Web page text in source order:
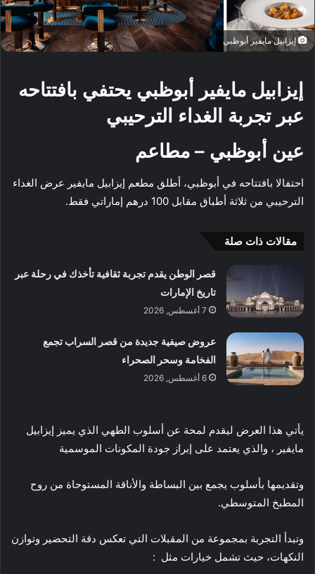
إيزابيل مايفير أبوظبي
إيزابيل مايفير أبوظبي يحتفي بافتتاحه
عبر تجربة الغداء الترحيبي
عين أبوظبي – مطاعم
احتفالا بافتتاحه في أبوظبي، أطلق مطعم إيزابيل مايفير عرض الغداء
الترحيبي من ثلاثة أطباق مقابل 100 درهم إماراتي فقط.
مقالات ذات صلة
قصر الوطن يقدم تجربة ثقافية تأخذك في رحلة عبر
تاريخ الإمارات
7 أغسطس, 2026
عروض صيفية جديدة من قصر السراب تجمع
الفخامة وسحر الصحراء
6 أغسطس, 2026
يأتي هذا العرض ليقدم لمحة عن أسلوب الطهي الذي يميز إيزابيل
مايفير ، والذي يعتمد على إبراز جودة المكونات الموسمية
وتقديمها بأسلوب يجمع بين البساطة والأناقة المستوحاة من روح
المطبخ المتوسطي.
وتبدأ التجربة بمجموعة من المقبلات التي تعكس دقة التحضير وتوازن
النكهات، حيث تشمل خيارات مثل :